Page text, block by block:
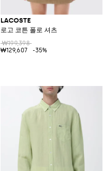
LACOSTE
로고 코튼 폴로 셔츠
₩199,398
₩129,607
-35%